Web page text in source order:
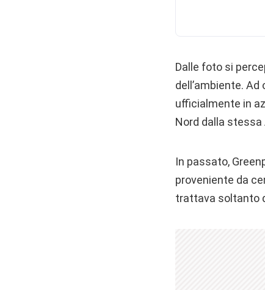
Dalle foto si
dell’ambiente.
ufficialmente in
Nord dalla stessa
In passato,
proveniente da
trattava soltanto